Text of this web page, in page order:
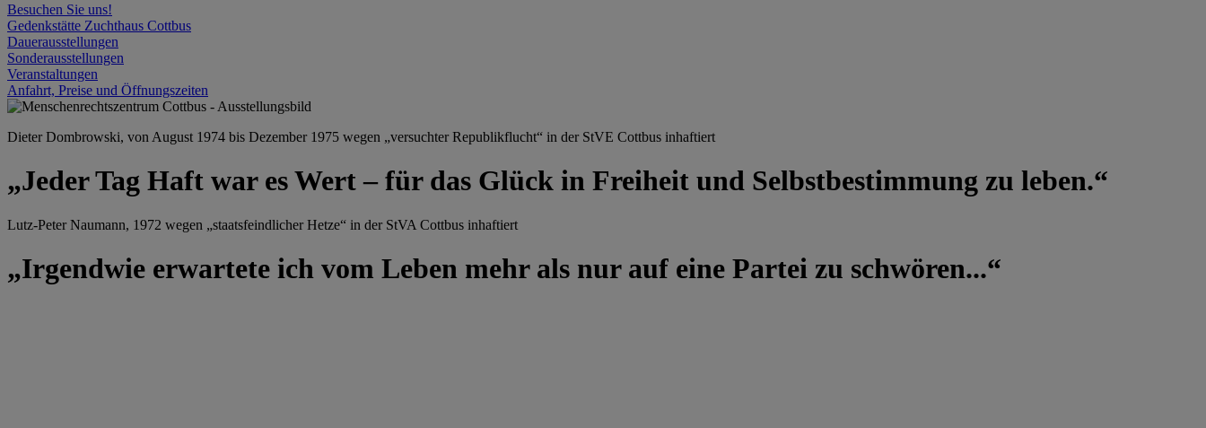
Besuchen Sie uns!
Gedenkstätte Zuchthaus Cottbus
Dauerausstellungen
Sonderausstellungen
Veranstaltungen
Anfahrt, Preise und Öffnungszeiten
Dieter Dombrowski, von August 1974 bis Dezember 1975 wegen „versuchter Republikflucht“ in der StVE Cottbus inhaftiert
„Jeder Tag Haft war es Wert – für das Glück in Freiheit und Selbstbestimmung zu leben.“
Lutz-Peter Naumann, 1972 wegen „staatsfeindlicher Hetze“ in der StVA Cottbus inhaftiert
„Irgendwie erwartete ich vom Leben mehr als nur auf eine Partei zu schwören...“